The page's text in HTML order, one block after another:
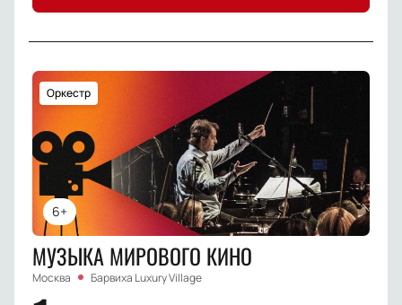
6+
Оркестр
МУЗЫКА МИРОВОГО КИНО
Москва Барвиха Luxury Village